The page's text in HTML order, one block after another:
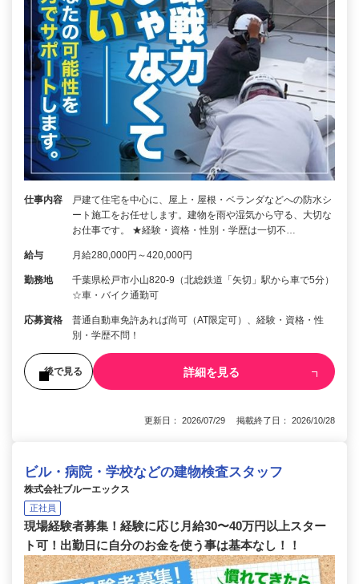
仕事内容
戸建て住宅を中心に、屋上・屋根・ベランダなどへの防水シ
ート施工をお任せします。建物を雨や湿気から守る、大切な
お仕事です。 ★経験・資格・性別・学歴は一切不…
給与 月給280,000円～420,000円
勤務地
千葉県松戸市小山820-9（北総鉄道「矢切」駅から車で5分）
☆車・バイク通勤可
応募資格
普通自動車免許あれば尚可（AT限定可）、経験・資格・性
別・学歴不問！
後で見る 詳細を見る
更新日： 2026/07/29 掲載終了日： 2026/10/28
ビル・病院・学校などの建物検査スタッフ
株式会社ブルーエックス
正社員
現場経験者募集！経験に応じ月給30〜40万円以上スター
ト可！出勤日に自分のお金を使う事は基本なし！！